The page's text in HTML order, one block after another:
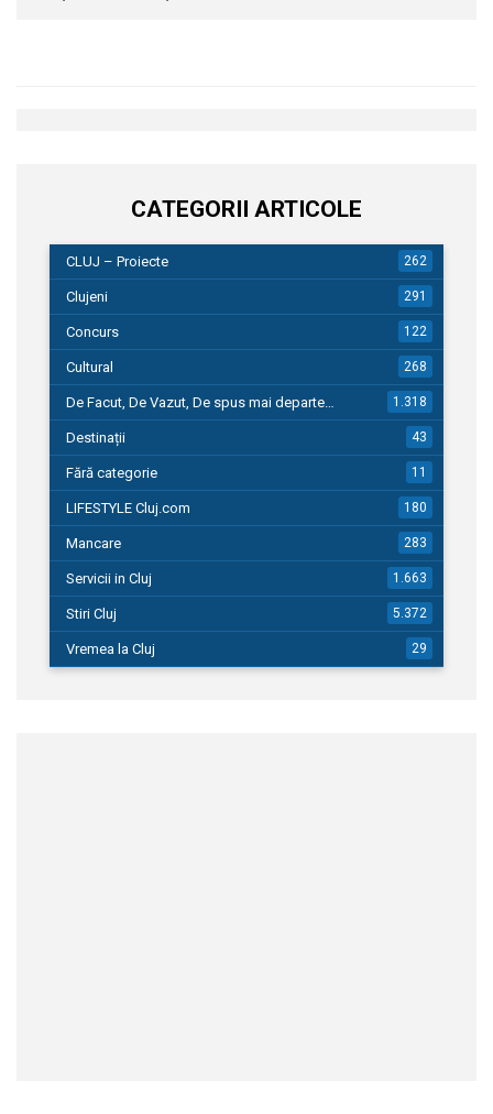
CATEGORII ARTICOLE
CLUJ – Proiecte 262
Clujeni 291
Concurs 122
Cultural 268
De Facut, De Vazut, De spus mai departe… 1.318
Destinații 43
Fără categorie 11
LIFESTYLE Cluj.com 180
Mancare 283
Servicii in Cluj 1.663
Stiri Cluj 5.372
Vremea la Cluj 29